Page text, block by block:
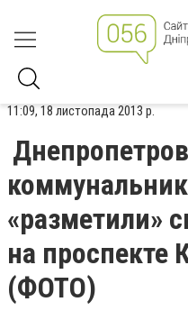
11:09, 18 листопада 2013 р.
«разметили»
на проспекте
(ФОТО)